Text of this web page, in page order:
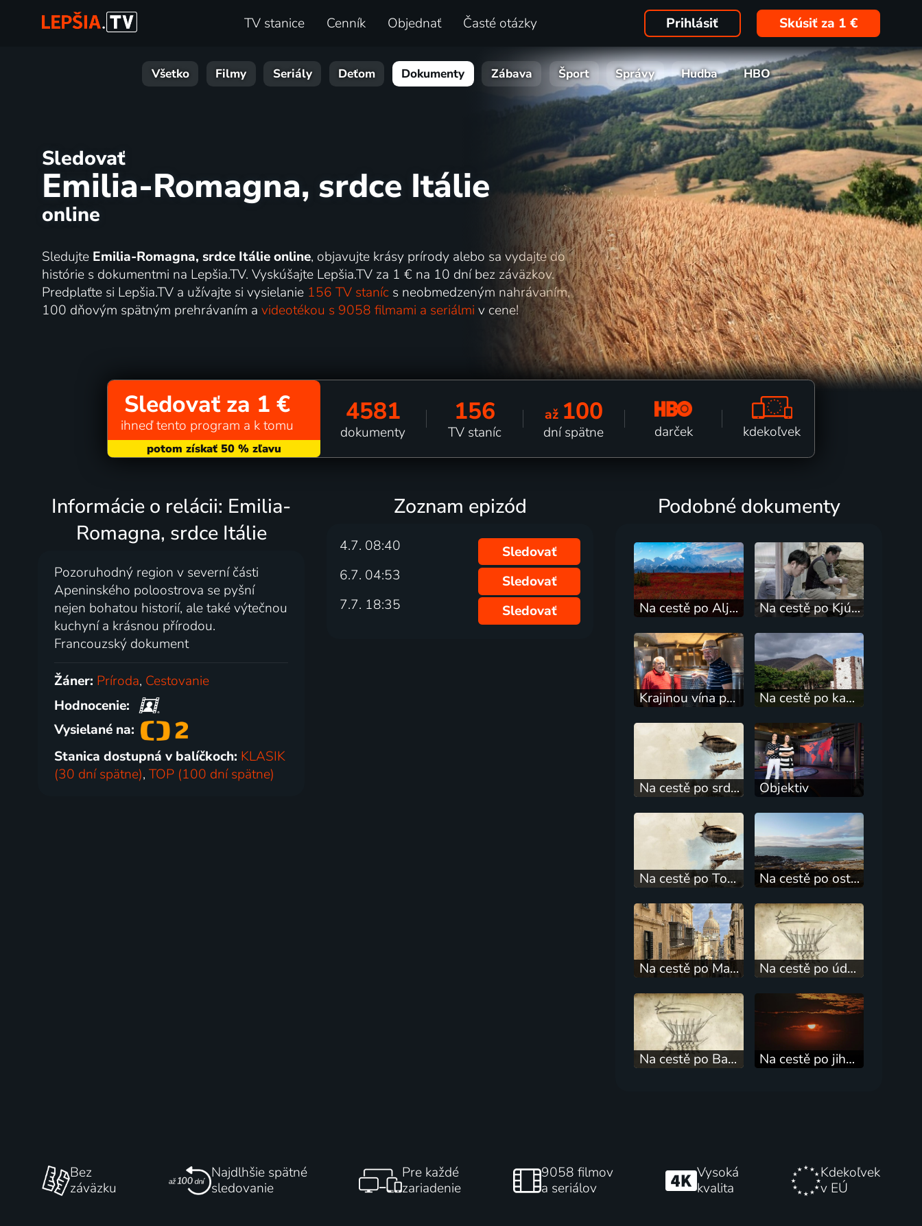
TV stanice Cenník Objednať Časté otázky Prihlásiť Skúsiť za 1 €
Všetko Filmy Seriály Deťom Dokumenty Zábava Šport Správy Hudba HBO
Sledovať
Emilia-Romagna, srdce Itálie
online
Sledujte Emilia-Romagna, srdce Itálie online, objavujte krásy prírody alebo sa vydajte do
histórie s dokumentmi na Lepšia.TV. Vyskúšajte Lepšia.TV za 1 € na 10 dní bez záväzkov.
Predplaťte si Lepšia.TV a užívajte si vysielanie 156 TV stanícs neobmedzeným nahrávaním,
100 dňovým spätným prehrávaním a videotékou s 9058 filmami a seriálmi v cene!
Sledovať za 1 €
ihneď tento program a k tomu 4581
dokumenty
156
TV staníc
až 100
dní spätne darček kdekoľvek
Informácie o relácii: Emilia-
Romagna, srdce Itálie
Pozoruhodný region v severní části
Apeninského poloostrova se pyšní
nejen bohatou historií, ale také výtečnou
kuchyní a krásnou přírodou.
Francouzský dokument
Žáner: Príroda, Cestovanie
Hodnocenie:
Vysielané na:
Stanica dostupná v balíčkoch: KLASIK
(30 dní spätne),TOP (100 dní spätne)
Zoznam epizód
4.7. 08:40
Sledovať
6.7. 04:53
Sledovať
7.7. 18:35
Sledovať
Podobné dokumenty
Na cestě po Aljašce Na cestě po Kjúšú
Krajinou vína po Slovensku Na cestě po kanárské La Gomeře a El Hierru
Na cestě po srdci Nového Jižního Walesu Objektiv
Na cestě po Tokaji a Egeru Na cestě po ostrově Lewis a Harris
Na cestě po Maltě Na cestě po údolí Káthmándú
Na cestě po Barbudě Na cestě po jihoafrickém Gautengu
Bez
záväzku
Najdlhšie spätné
sledovanie
Pre každé
zariadenie
9058 filmov
a seriálov
Vysoká
kvalita
Kdekoľvek
v EÚ